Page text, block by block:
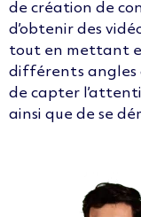
de création de
d’obtenir des
tout en mettant
différents angles
de capter
ainsi que de se